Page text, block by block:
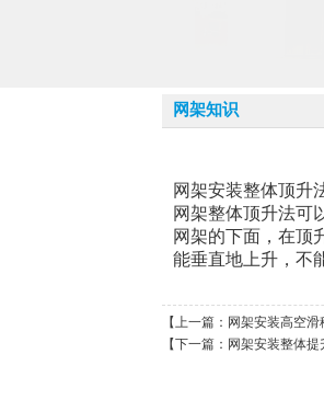
网架知识
网架安装整体顶升
网架整体顶升法可
网架的下面，在顶
能垂直地上升，不
【上一篇： 网架安装高空滑
【下一篇： 网架安装整体提